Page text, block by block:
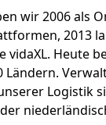
wir 2006 als
2013
vidaXL. Heute
Ländern.
Logistik